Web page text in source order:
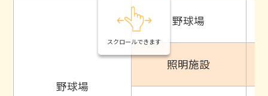
野球場
野球場
照明施設
スクロールできます